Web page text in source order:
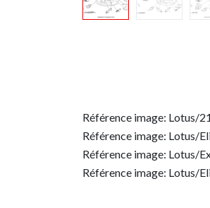
Référence image: Lotus/
Référence image: Lotus/
Référence image: Lotus/
Référence image: Lotus/